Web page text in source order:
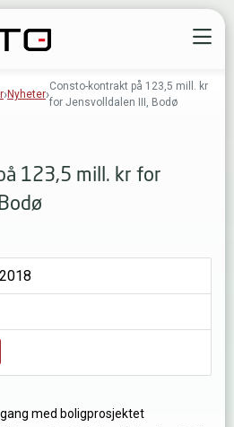
Nyheter
Consto-kontrakt på 123,5 mill. kr
for Jensvolldalen III, Bodø
123,5 mill. kr for
gang med boligprosjektet